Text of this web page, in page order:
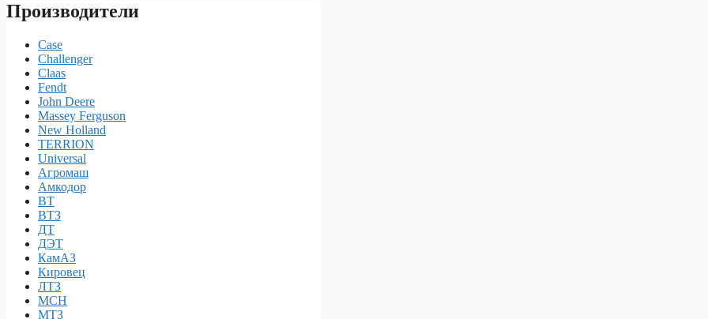
Производители
Case
Challenger
Claas
Fendt
John Deere
Massey Ferguson
New Holland
TERRION
Universal
Агромаш
Амкодор
ВТ
ВТЗ
ДТ
ДЭТ
КамАЗ
Кировец
ЛТЗ
МСН
МТЗ